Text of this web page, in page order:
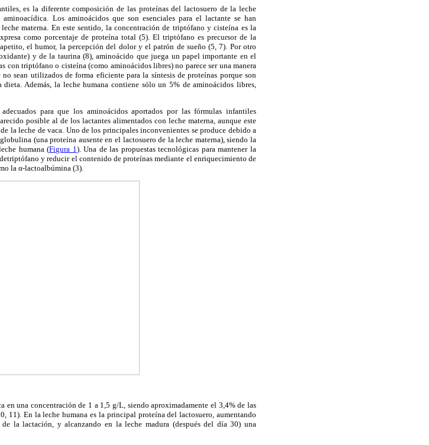
es la diferente composición de las proteínas del lactosuero de la leche
Los aminoácidos que son esenciales para el lactante se han
materna. En este sentido, la concentración de triptófano y cisteína es la
como porcentaje de proteína total (5). El triptófano es precursor de la
el humor, la percepción del dolor y el patrón de sueño (5, 7). Por otro
y de la taurina (8), aminoácido que juega un papel importante en el
con triptófano o cisteína (como aminoácidos libres) no parece ser una manera
sean utilizados de forma eficiente para la síntesis de proteínas porque son
Además, la leche humana contiene sólo un 5% de aminoácidos libres,
para que los aminoácidos aportados por las fórmulas infantiles
posible al de los lactantes alimentados con leche materna, aunque este
la leche de vaca. Uno de los principales inconvenientes se produce debido a
(una proteína ausente en el lactosuero de la leche materna), siendo la
humana (Figura 1). Una de las propuestas tecnológicas para mantener la
y reducir el contenido de proteínas mediante el enriquecimiento de
la α-lactoalbúmina (3).
en una concentración de 1 a 1,5 g/L, siendo aproximadamente el 3,4% de las
11). En la leche humana es la principal proteína del lactosuero, aumentando
la lactación, y alcanzando en la leche madura (después del día 30) una